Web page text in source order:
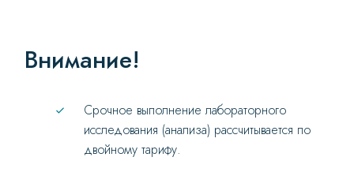
Внимание!
Срочное выполнение лабораторного
исследования (анализа) рассчитывается по
двойному тарифу.